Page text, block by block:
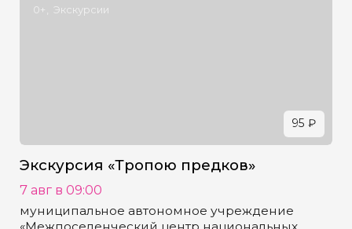
0+ Экскурсии
95 ₽
Экскурсия «Тропою предков»
7 авг в 09:00
муниципальное автономное учреждение